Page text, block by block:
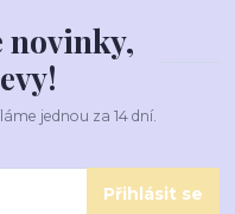
novinky,
jednou za 14 dní.
Přihlásit se